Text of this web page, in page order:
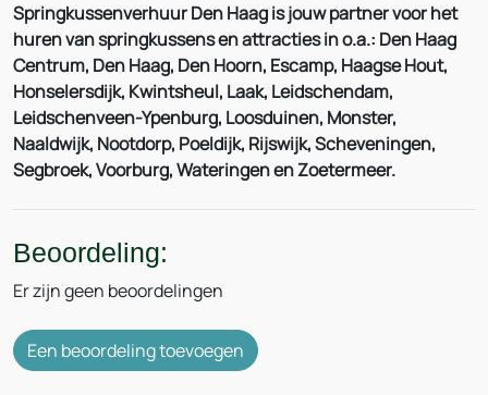
Springkussenverhuur Den Haag is jouw partner voor het
huren van springkussens en attracties in o.a.: Den Haag
Centrum, Den Haag, Den Hoorn, Escamp, Haagse Hout,
Honselersdijk, Kwintsheul, Laak, Leidschendam,
Leidschenveen-Ypenburg, Loosduinen, Monster,
Naaldwijk, Nootdorp, Poeldijk, Rijswijk, Scheveningen,
Segbroek, Voorburg, Wateringen en Zoetermeer.
Beoordeling:
Er zijn geen beoordelingen
Een beoordeling toevoegen